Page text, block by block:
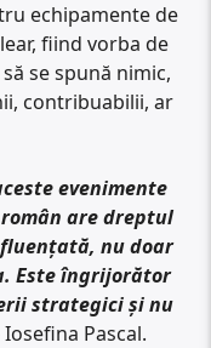
echipamente de
fiind vorba de
se spună nimic,
contribuabilii, ar
evenimente
are dreptul
nu doar
Este îngrijorător
strategici și nu
Pascal.